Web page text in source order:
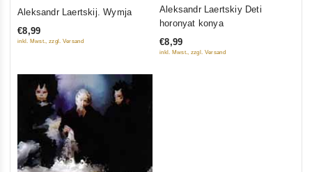
of
Aleksandr Laertskij. Wymja
€8,99
inkl. Mwst., zzgl. Versand
5
Aleksandr Laertskiy Deti
horonyat konya
€8,99
inkl. Mwst., zzgl. Versand